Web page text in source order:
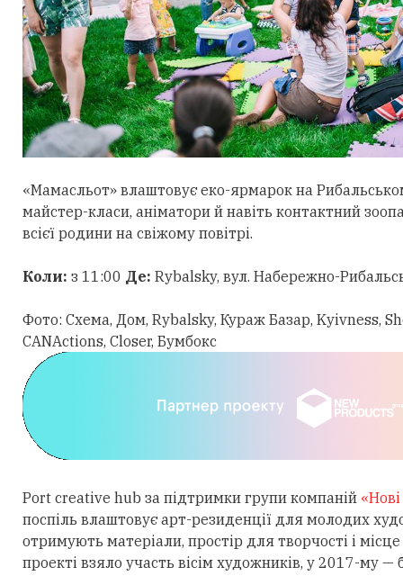
«Мамасльот» влаштовує еко-ярмарок на
майстер-класи, аніматори й навіть контактний
всієї родини на свіжому повітрі.
Коли: з 11:00 Де: Rybalsky, вул. Набережно-
Фото: Схема, Дом, Rybalsky, Кураж Базар, Kyivness,
CANActions, Closer, Бумбокс
Port creative hub за підтримки групи компаній
поспіль влаштовує арт-резиденції для молодих
отримують матеріали, простір для творчості і
проекті взяло участь вісім художників, у 2017-му